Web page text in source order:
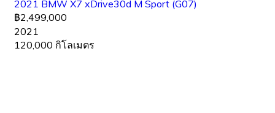
2021 BMW X7 xDrive30d M Sport (G07)
฿2,499,000
2021
120,000 กิโลเมตร